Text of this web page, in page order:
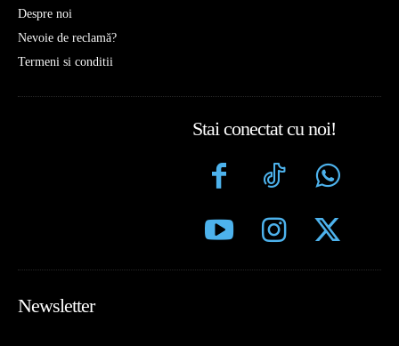
Despre noi
Nevoie de reclamă?
Termeni si conditii
Stai conectat cu noi!
Newsletter